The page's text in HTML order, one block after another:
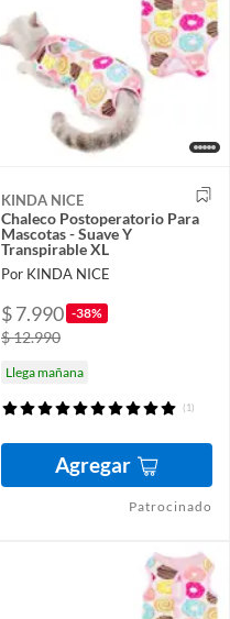
KINDA NICE
Chaleco Postoperatorio Para
Mascotas - Suave Y
Transpirable XL
Por KINDA NICE
$ 7.990 -38%
$ 12.990
Llega mañana
(1)
Agregar
Patrocinado